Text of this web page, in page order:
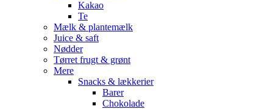
Kakao
Te
Mælk & plantemælk
Juice & saft
Nødder
Tørret frugt & grønt
Mere
Snacks & lækkerier
Barer
Chokolade